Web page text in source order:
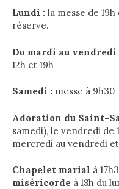
Lundi : la messe de
réserve.
Du mardi au vendredi
12h et 19h
Samedi : messe à 9h30
Adoration du Saint-
samedi), le vendredi de
mercredi au vendredi
Chapelet marial à
miséricorde à 18h du